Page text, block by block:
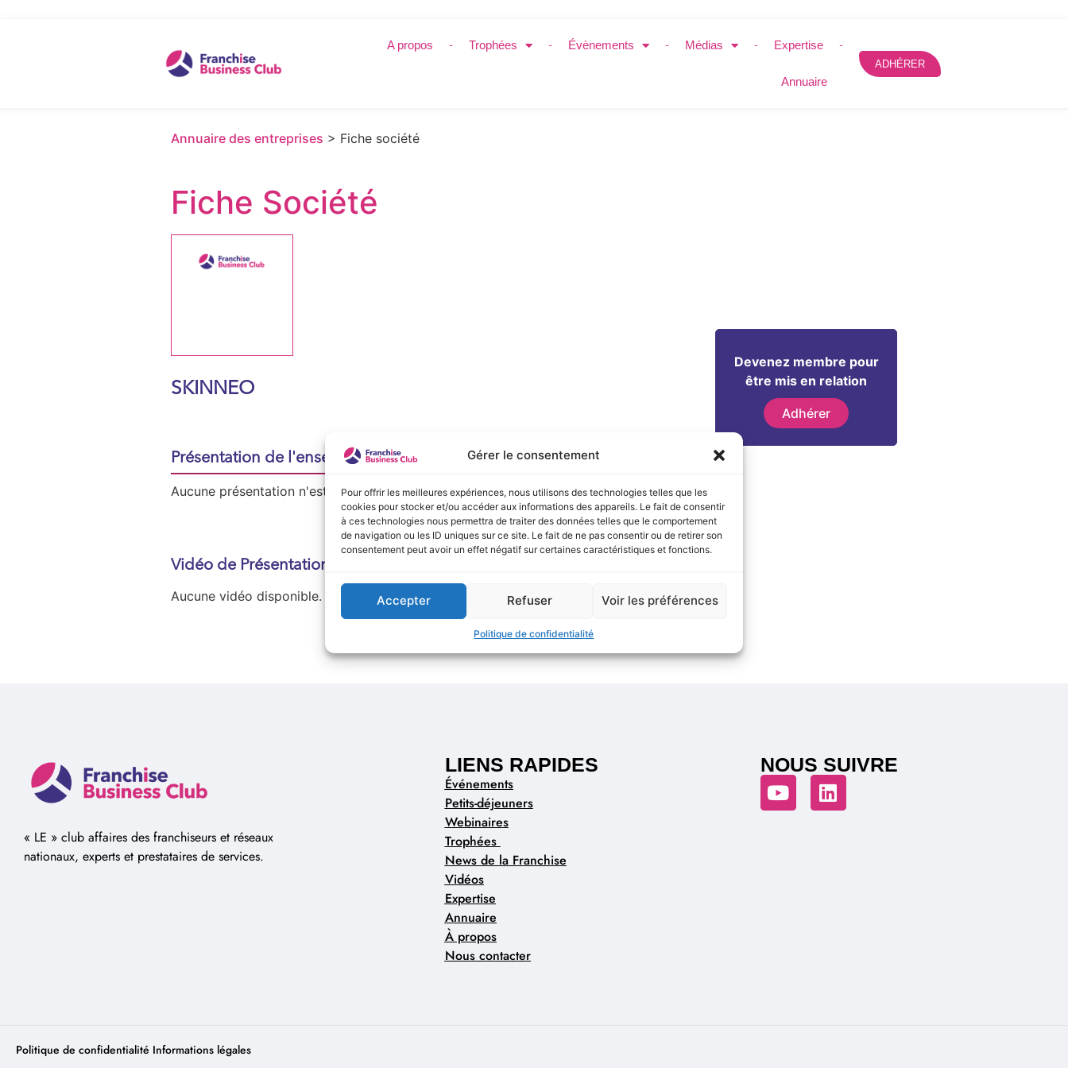
Gérer le consentement
Pour offrir les meilleures expériences, nous utilisons des technologies telles que les
cookies pour stocker et/ou accéder aux informations des appareils. Le fait de consentir
à ces technologies nous permettra de traiter des données telles que le comportement
de navigation ou les ID uniques sur ce site. Le fait de ne pas consentir ou de retirer son
consentement peut avoir un effet négatif sur certaines caractéristiques et fonctions.
Accepter Refuser Voir les préférences
Politique de confidentialité
A propos Trophées Évènements Médias Expertise
Annuaire
ADHÉRER
Annuaire des entreprises > Fiche société
Devenez membre pour
être mis en relation
Adhérer
Fiche Société
SKINNEO
Présentation de l'enseigne :
Aucune présentation n'est disponible actuellement !
Vidéo de Présentation
Aucune vidéo disponible.
« LE » club affaires des franchiseurs et réseaux
nationaux, experts et prestataires de services.
LIENS RAPIDES
Événements
Petits-déjeuners
Webinaires
Trophées
News de la Franchise
Vidéos
Expertise
Annuaire
À propos
Nous contacter
NOUS SUIVRE
Politique de confidentialité Informations légales